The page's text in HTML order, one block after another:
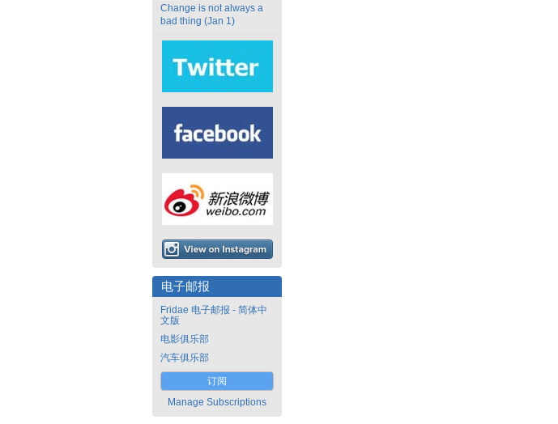
Change is not always a
bad thing (Jan 1)
电子邮报
Fridae 电子邮报 - 简体中
文版
电影俱乐部
汽车俱乐部
订阅
Manage Subscriptions